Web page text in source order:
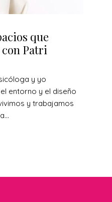
que
Patri
y yo
entorno y el diseño
y trabajamos